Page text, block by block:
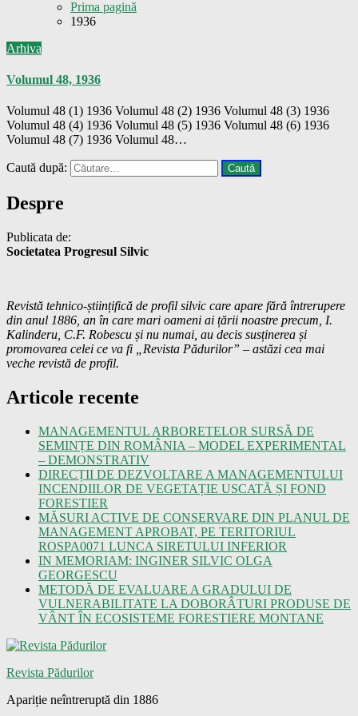
Prima pagină
1936
Arhiva
Volumul 48, 1936
Volumul 48 (1) 1936 Volumul 48 (2) 1936 Volumul 48 (3) 1936
Volumul 48 (4) 1936 Volumul 48 (5) 1936 Volumul 48 (6) 1936
Volumul 48 (7) 1936 Volumul 48…
Caută după:
Despre
Publicata de:
Societatea Progresul Silvic
Revistă tehnico-științifică de profil silvic care apare fără întrerupere
din anul 1886, an în care mari oameni ai țării noastre precum, I.
Kalinderu, C.F. Robescu și nu numai, au decis susținerea și
promovarea celei ce va fi „Revista Pădurilor” – astăzi cea mai
veche revistă de profil.
Articole recente
MANAGEMENTUL ARBORETELOR SURSĂ DE
SEMINȚE DIN ROMÂNIA – MODEL EXPERIMENTAL
– DEMONSTRATIV
DIRECȚII DE DEZVOLTARE A MANAGEMENTULUI
INCENDIILOR DE VEGETAȚIE USCATĂ ȘI FOND
FORESTIER
MĂSURI ACTIVE DE CONSERVARE DIN PLANUL DE
MANAGEMENT APROBAT, PE TERITORIUL
ROSPA0071 LUNCA SIRETULUI INFERIOR
IN MEMORIAM: INGINER SILVIC OLGA
GEORGESCU
METODĂ DE EVALUARE A GRADULUI DE
VULNERABILITATE LA DOBORÂTURI PRODUSE DE
VÂNT ÎN ECOSISTEME FORESTIERE MONTANE
Revista Pădurilor
Apariție neîntreruptă din 1886